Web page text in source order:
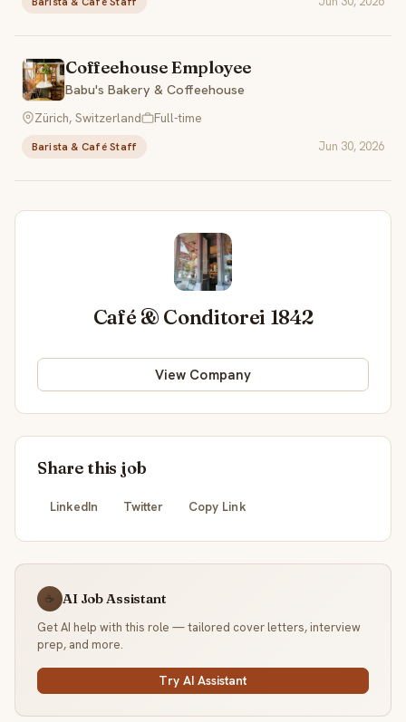
Coffeehouse Employee
Babu's Bakery & Coffeehouse
Zürich, Switzerland
Full-time
Barista & Café Staff Jun 30, 2026
Café & Conditorei 1842
View Company
Share this job
LinkedIn Twitter Copy Link
☕ AI Job Assistant
Get AI help with this role — tailored cover letters, interview
prep, and more.
Try AI Assistant